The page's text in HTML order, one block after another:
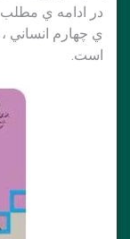
در ادامه ي
ي چهارم انساني
است.